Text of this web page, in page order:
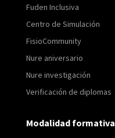
Fuden Inclusiva
Centro de Simulación
FisioCommunity
Nure aniversario
Nure investigación
Verificación de diplomas
Modalidad formativa